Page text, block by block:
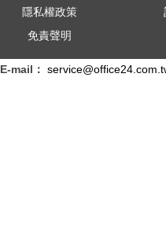
隱私權政策
免責聲明
E-mail：